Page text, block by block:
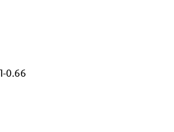
0.66